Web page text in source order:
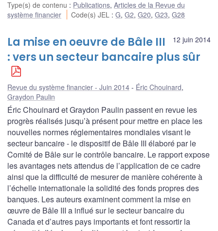
Type(s) de contenu : Publications, Articles de la Revue du
système financier
Code(s) JEL :G,G2,G20,G23,G28
12 juin 2014
La mise en oeuvre de Bâle III
: vers un secteur bancaire plus sûr
Revue du système financier - Juin 2014 Éric Chouinard,
Graydon Paulin
Éric Chouinard et Graydon Paulin passent en revue les
progrès réalisés jusqu’à présent pour mettre en place les
nouvelles normes réglementaires mondiales visant le
secteur bancaire - le dispositif de Bâle III élaboré par le
Comité de Bâle sur le contrôle bancaire. Le rapport expose
les avantages nets attendus de l’application de ce cadre
ainsi que la difficulté de mesurer de manière cohérente à
l’échelle internationale la solidité des fonds propres des
banques. Les auteurs examinent comment la mise en
œuvre de Bâle III a influé sur le secteur bancaire du
Canada et d’autres pays importants et font ressortir la